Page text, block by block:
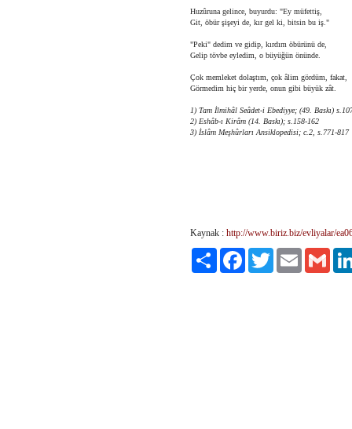
Huzûruna gelince, buyurdu: "Ey müfettiş,
Git, öbür şişeyi de, kır gel ki, bitsin bu iş."
"Peki" dedim ve gidip, kırdım öbürünü de,
Gelip tövbe eyledim, o büyüğün önünde.
Çok memleket dolaştım, çok âlim gördüm, fakat,
Görmedim hiç bir yerde, onun gibi büyük zât.
1) Tam İlmihâl Seâdet-i Ebediyye; (49. Baskı)
2) Eshâb-ı Kirâm (14. Baskı); s.158-162
3) İslâm Meşhûrları Ansiklopedisi; c.2, s.771-817
Kaynak : http://www.biriz.biz/evliyalar/
Paylaş
FacebookTwitter Email Gmail